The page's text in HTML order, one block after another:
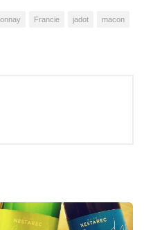
Francie jadot macon